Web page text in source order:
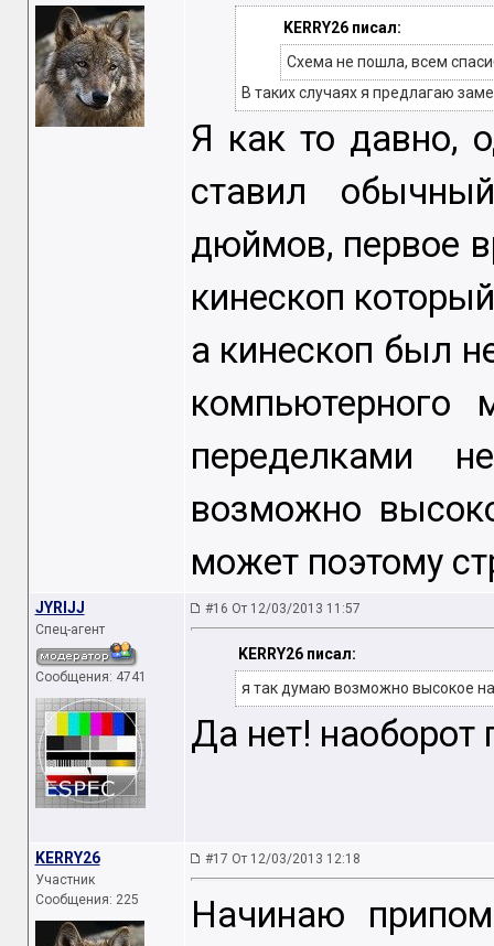
KERRY26 писал:
Схема не пошла, всем
В таких случаях я предлагаю
Я как то давно,
ставил
дюймов, первое
кинескоп
а кинескоп был
переделками
возможно
может поэтому
JYRIJJ
Спец-агент
Сообщения: 4741
#16 От 12/03/2013 11:57
KERRY26 писал:
я так думаю возможно высокое
Да нет! наоборот
KERRY26
Участник
Сообщения: 225
#17 От 12/03/2013 12:18
Начинаю